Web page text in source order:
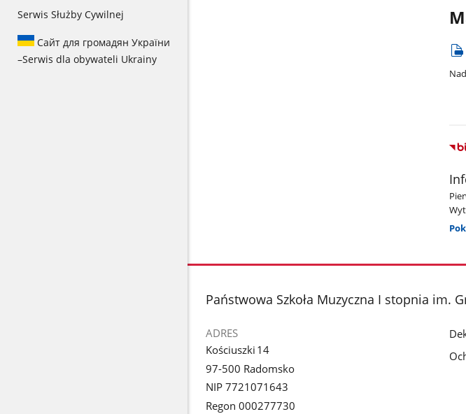
Serwis Służby Cywilnej
Сайт для громадян України
–Serwis dla obywateli Ukrainy
stopka
Państwowa Szkoła Muzyczna I stopnia im.
ADRES
Kościuszki 14
97-500 Radomsko
NIP 7721071643
Regon 000277730